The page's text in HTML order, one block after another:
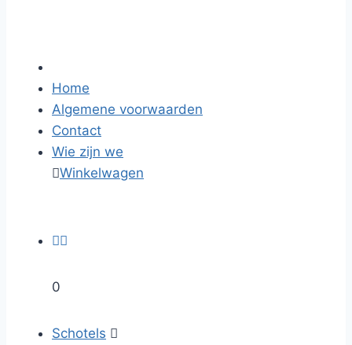
Home
Algemene voorwaarden
Contact
Wie zijn we
Winkelwagen

0
Schotels 